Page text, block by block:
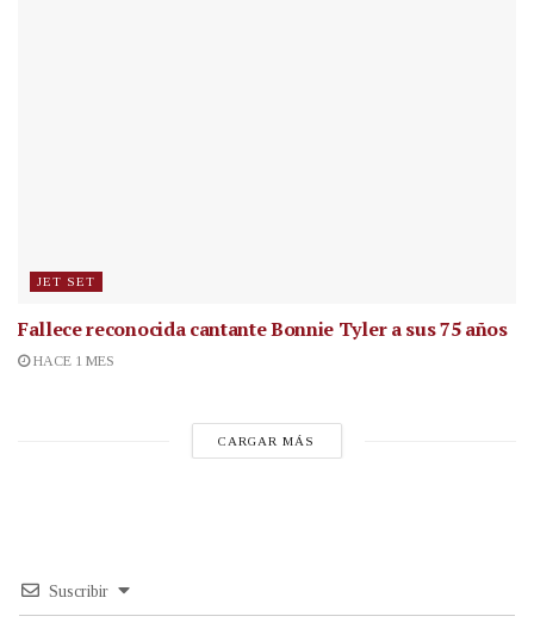
JET SET
Fallece reconocida cantanteBonnie Tyler a sus 75 años
HACE 1 MES
CARGAR MÁS
Suscribir